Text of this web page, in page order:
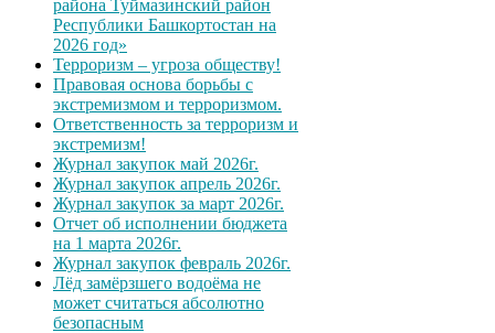
района Туймазинский район
Республики Башкортостан на
2026 год»
Терроризм – угроза обществу!
Правовая основа борьбы с
экстремизмом и терроризмом.
Ответственность за терроризм и
экстремизм!
Журнал закупок май 2026г.
Журнал закупок апрель 2026г.
Журнал закупок за март 2026г.
Отчет об исполнении бюджета
на 1 марта 2026г.
Журнал закупок февраль 2026г.
Лёд замёрзшего водоёма не
может считаться абсолютно
безопасным